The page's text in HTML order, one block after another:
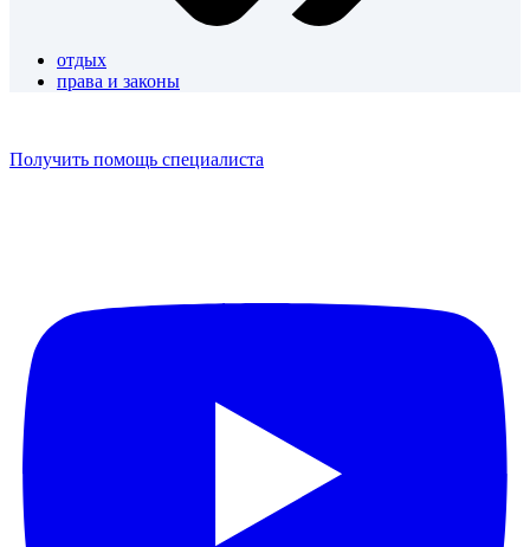
отдых
права и законы
Получить помощь специалиста